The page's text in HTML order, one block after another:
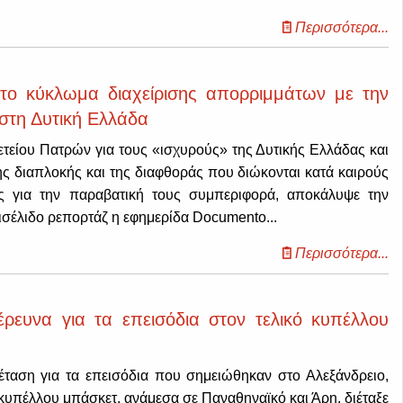
Περισσότερα...
κύκλωμα διαχείρισης απορριμμάτων με την
Δυτική Ελλάδα
Πατρών για τους «ισχυρούς» της Δυτικής Ελλάδας και
διαπλοκής και της διαφθοράς που διώκονται κατά καιρούς
για την παραβατική τους συμπεριφορά, αποκάλυψε την
ρεπορτάζ η εφημερίδα Documento...
Περισσότερα...
για τα επεισόδια στον τελικό κυπέλλου
για τα επεισόδια που σημειώθηκαν στο Αλεξάνδρειο,
κυπέλλου μπάσκετ, ανάμεσα σε Παναθηναϊκό και Άρη, διέταξε